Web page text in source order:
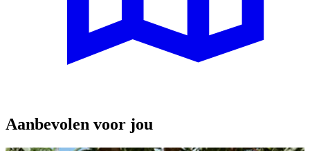
Aanbevolen voor jou